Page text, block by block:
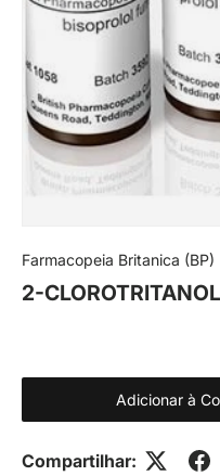
Farmacopeia Britanica (BP)
2-CLOROTRITANOL
Adicionar à
Compartilhar: